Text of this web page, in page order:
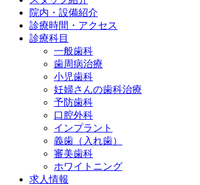
院内・設備紹介
診療時間・アクセス
診療科目
一般歯科
歯周病治療
小児歯科
妊婦さんの歯科治療
予防歯科
口腔外科
インプラント
義歯（入れ歯）
審美歯科
ホワイトニング
求人情報